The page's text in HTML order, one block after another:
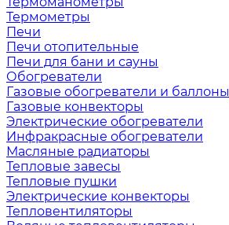
Термометры
Печи
Печи отопительные
Печи для бани и сауны
Обогреватели
Газовые обогреватели и баллоны
Газовые конвекторы
Электрические обогреватели
Инфракрасные обогреватели
Масляные радиаторы
Тепловые завесы
Тепловые пушки
Электрические конвекторы
Тепловентиляторы